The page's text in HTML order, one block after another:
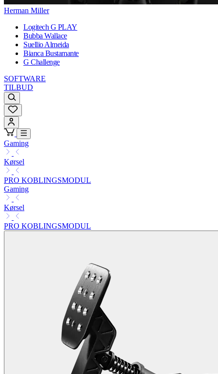
Herman Miller
Logitech G PLAY
Bubba Wallace
Suellio Almeida
Bianca Bustamante
G Challenge
SOFTWARE
TILBUD
Gaming
Kørsel
PRO KOBLINGSMODUL
Gaming
Kørsel
PRO KOBLINGSMODUL